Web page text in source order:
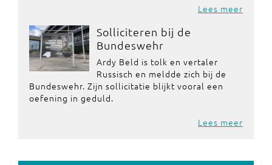
Lees meer
Solliciteren bij de
Bundeswehr
Ardy Beld is tolk en vertaler
Russisch en meldde zich bij de
Bundeswehr. Zijn sollicitatie blijkt vooral een
oefening in geduld.
Lees meer